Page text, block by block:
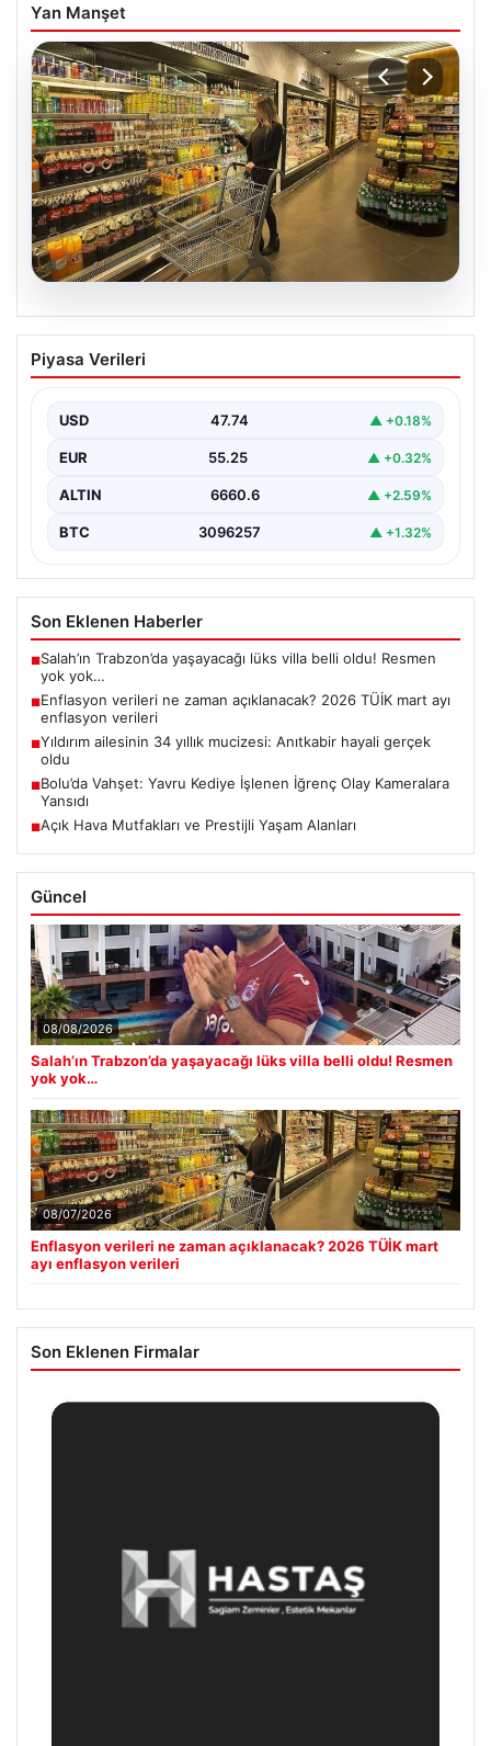
Yan Manşet
07.08.2026
Enflasyon verileri ne zaman
açıklanacak? 2026 TÜİK mart ayı
Piyasa Verileri
USD 47.74 ▲ +0.18%
EUR 55.25 ▲ +0.32%
ALTIN 6660.6 ▲ +2.59%
BTC 3096257 ▲ +1.32%
Son Eklenen Haberler
■Salah’ın Trabzon’da yaşayacağı lüks villa belli oldu! Resmen
yok yok…
■Enflasyon verileri ne zaman açıklanacak? 2026 TÜİK mart ayı
enflasyon verileri
■Yıldırım ailesinin 34 yıllık mucizesi: Anıtkabir hayali gerçek
oldu
■Bolu’da Vahşet: Yavru Kediye İşlenen İğrenç Olay Kameralara
Yansıdı
■Açık Hava Mutfakları ve Prestijli Yaşam Alanları
Güncel
08/08/2026
Salah’ın Trabzon’da yaşayacağı lüks villa belli oldu! Resmen
yok yok…
08/07/2026
Enflasyon verileri ne zaman açıklanacak? 2026 TÜİK mart
ayı enflasyon verileri
Son Eklenen Firmalar